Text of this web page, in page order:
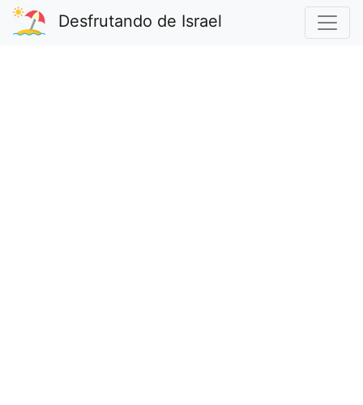
Desfrutando de Israel